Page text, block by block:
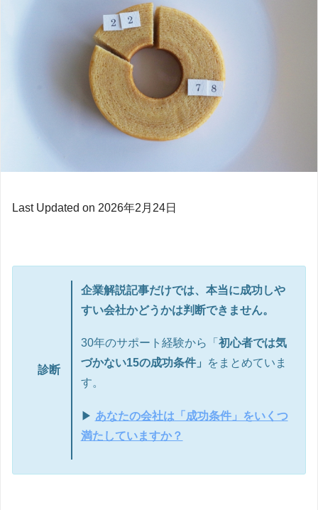
Last Updated on 2026年2月24日
診断
企業解説記事だけでは、本当に成功しや
すい会社かどうかは判断できません。
30年のサポート経験から「 初心者では気
づかない15の成功条件」
をまとめていま
す。
▶ あなたの会社は「成功条件」をいくつ
満たしていますか？